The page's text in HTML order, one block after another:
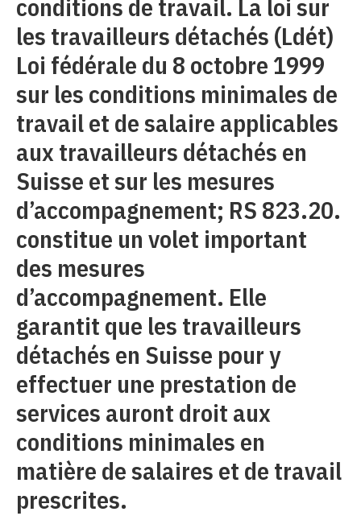
conditions de travail. La loi sur
les travailleurs détachés (Ldét)
Loi fédérale du 8 octobre 1999
sur les conditions minimales de
travail et de salaire applicables
aux travailleurs détachés en
Suisse et sur les mesures
d’accompagnement; RS 823.20.
constitue un volet important
des mesures
d’accompagnement. Elle
garantit que les travailleurs
détachés en Suisse pour y
effectuer une prestation de
services auront droit aux
conditions minimales en
matière de salaires et de travail
prescrites.